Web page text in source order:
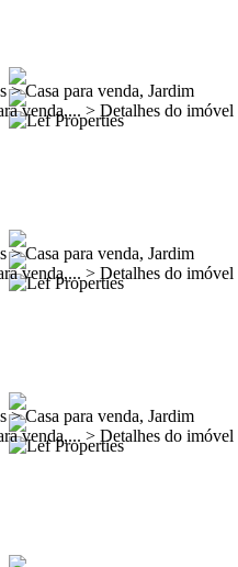
>Casa para venda, Jardim
venda,... > Detalhes do imóvel
>Casa para venda, Jardim
venda,... > Detalhes do imóvel
>Casa para venda, Jardim
venda,... > Detalhes do imóvel